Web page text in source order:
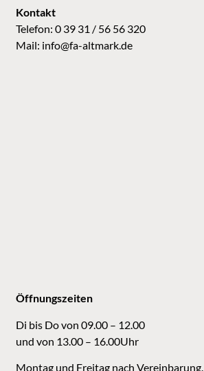
Öffnungszeiten
Di bis Do von 09.00 – 12.00
und von 13.00 – 16.00Uhr
Montag und Freitag nach Vereinbarung.
Kontakt
Telefon: 0 39 31 / 56 56 320
Mail: info@fa-altmark.de